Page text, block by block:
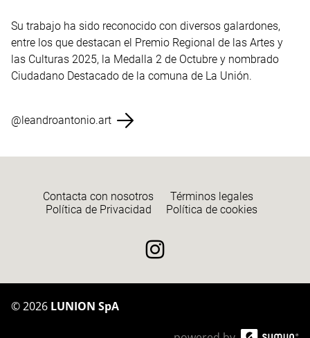
Su trabajo ha sido reconocido con diversos galardones,
entre los que destacan el Premio Regional de las Artes y
las Culturas 2025, la Medalla 2 de Octubre y nombrado
Ciudadano Destacado de la comuna de La Unión.
@leandroantonio.art
Contacta con nosotros
Términos legales
Política de Privacidad
Política de cookies
©2026 LUNION SpA